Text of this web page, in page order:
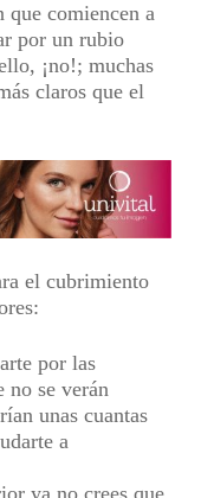
que comiencen a
por un rubio
¡no!; muchas
claros que el
el cubrimiento
por las
no se verán
unas cuantas
a